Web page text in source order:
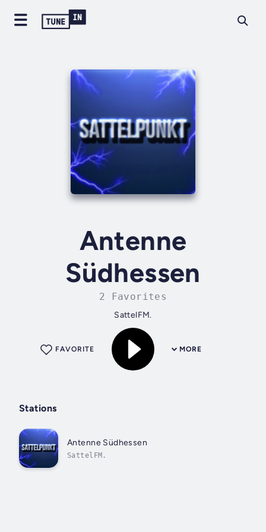
Antenne
Südhessen
2 Favorites
SattelFM.
MORE
FAVORITE
Stations
Antenne Südhessen
SattelFM.